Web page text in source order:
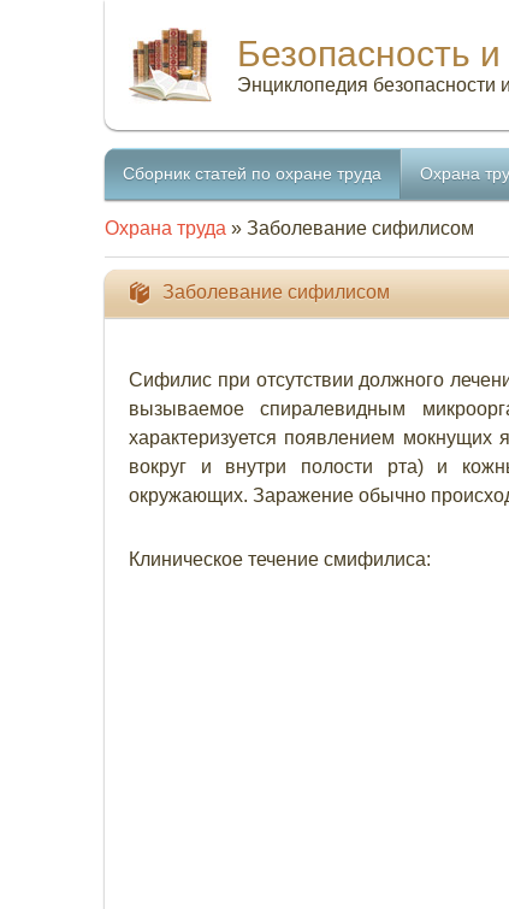
Безопасность
Энциклопедия безопасности
Сборник статей по охране труда Охрана
Охрана труда » Заболевание сифилисом
Заболевание сифилисом
Сифилис при отсутствии должного
вызываемое спиралевидным
характеризуется появлением мокнущих
вокруг и внутри полости рта) и
окружающих. Заражение обычно
Клиническое течение смифилиса: